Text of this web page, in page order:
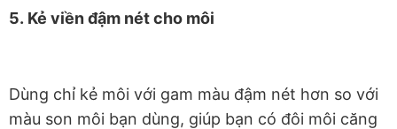
5. Kẻ viền đậm nét cho môi
Dùng chỉ kẻ môi với gam màu đậm nét hơn so với
màu son môi bạn dùng, giúp bạn có đôi môi căng